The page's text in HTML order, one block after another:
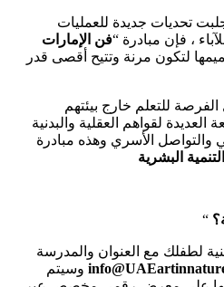
تحديات جديدة للعمليات
، فإن مبادرة “فن الإمارات
لتكون مرنة وتتيح أقصى قدر
للتعلم خارج بيئتهم
العديدة لقواهم العقلية والبدنية
والتواصل الأسري وهذه مبادرة
البشرية
“
لطفلك مع العنوان والمدرسة
وسيتم